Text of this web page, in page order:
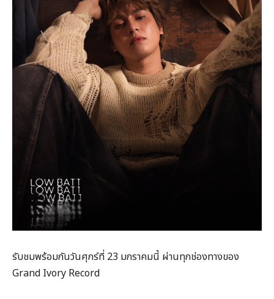
รับชมพร้อมกันวันศุกร์ที่ 23 มกราคมนี้ ผ่านทุกช่องทางของ
Grand Ivory Record